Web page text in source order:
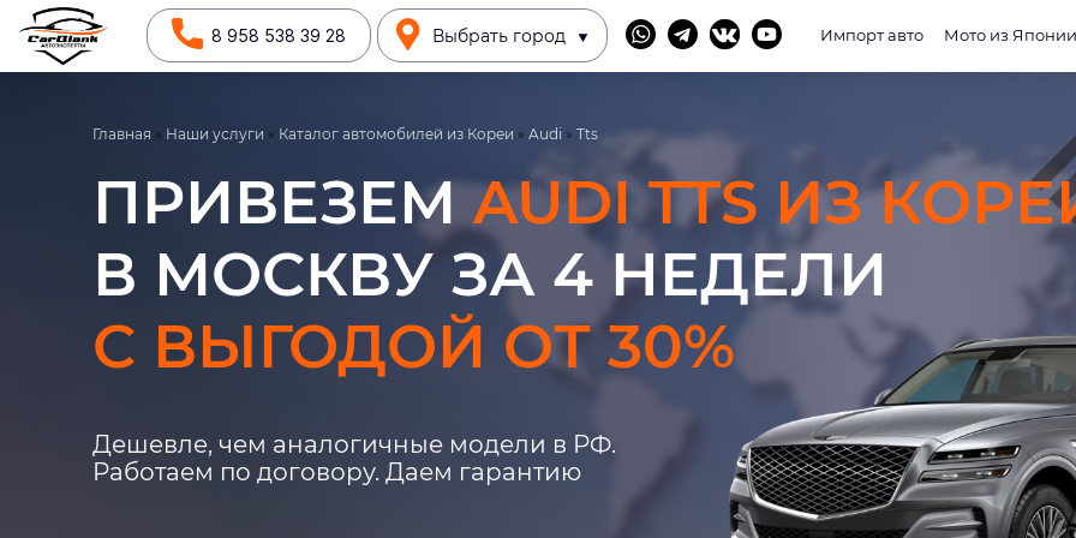
8 958 538 39 28 Выбрать город Импорт авто Мото из Японии
Главная » Наши услуги » Каталог автомобилей из Кореи » Audi » Tts
ПРИВЕЗЕМAUDI TTS ИЗ
В МОСКВУ ЗА 4 НЕДЕЛИ
С ВЫГОДОЙ ОТ 30%
Дешевле, чем аналогичные модели в РФ.
Работаем по договору. Даем гарантию